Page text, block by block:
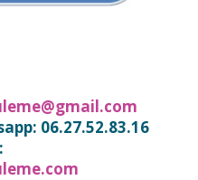
06.27.52.83.16